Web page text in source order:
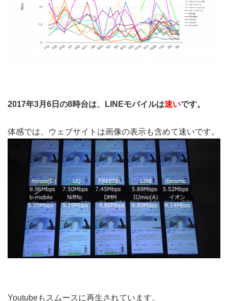
2017年3月6日の8時台は、LINEモバイルは速いです。
体感では、ウェブサイトは画像の表示も含めて速いです。
Youtubeもスムースに再生されています。